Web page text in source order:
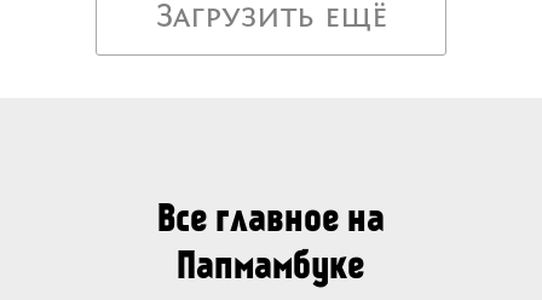
Загрузить ещё
Все главное на
Папмамбуке